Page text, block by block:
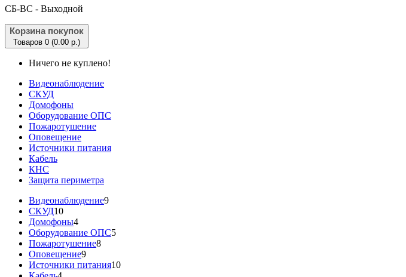
CБ-ВС - Выходной
Корзина покупок
Товаров 0 (0.00 р.)
Ничего не куплено!
Видеонаблюдение
СКУД
Домофоны
Оборудование ОПС
Пожаротушение
Оповещение
Источники питания
Кабель
КНС
Защита периметра
Видеонаблюдение9
СКУД10
Домофоны4
Оборудование ОПС5
Пожаротушение8
Оповещение9
Источники питания10